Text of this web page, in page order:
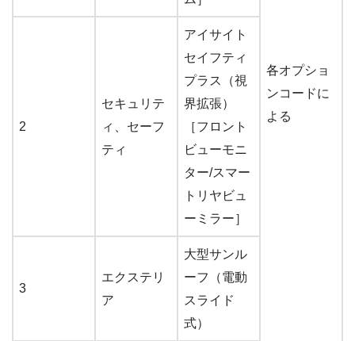
各オプショ
ンコードに
よる
2
セキュリテ
ィ、セーフ
ティ
アイサイト
セイフティ
プラス（視
界拡張）
［フロント
ビューモニ
ター/スマー
トリヤビュ
ーミラー］
3
エクステリ
ア
大型サンル
ーフ（電動
スライド
式）